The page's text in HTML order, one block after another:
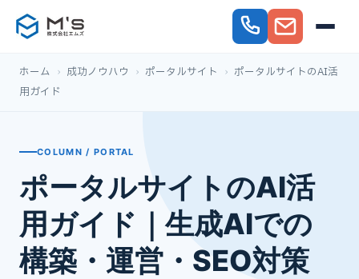
ホーム › 成功ノウハウ › ポータルサイト › ポータルサイトのAI活
用ガイド
COLUMN / PORTAL
ポータルサイトのAI活
用ガイド｜生成AIでの
構築・運営・SEO対策